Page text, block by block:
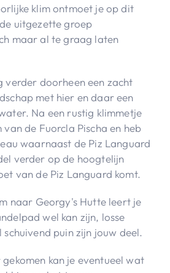
klim ontmoet je op dit
uitgezette groep
maar al te graag laten
verder doorheen een zacht
met hier en daar een
Na een rustig klimmetje
de Fuorcla Pischa en heb
waarnaast de Piz Languard
verder op de hoogtelijn
van de Piz Languard komt.
naar Georgy's Hutte leert je
wel kan zijn, losse
schuivend puin zijn jouw deel.
kan je eventueel wat